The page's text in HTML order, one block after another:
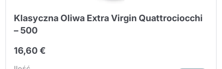
Klasyczna Oliwa Extra Virgin Quattrociocchi
– 500
16,60 €